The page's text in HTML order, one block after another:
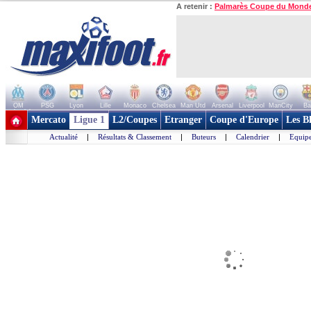
A retenir : Palmarès Coupe du
OM PSG Lyon Lille Monaco Chelsea Man Utd Arsenal Liverpool ManCity
+ de clubs
Mercato Ligue 1 L2/Coupes Etranger Coupe d'Europe Les
Actualité | Résultats & Classement | Buteurs | Calendrier |